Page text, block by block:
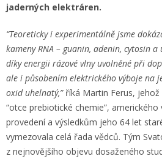
jaderných elektráren.
“Teoreticky i experimentálně jsme
kameny RNA – guanin, adenin, cytosin
díky energii rázové vlny uvolněné při
ale i působením elektrického výboje na
oxid uhelnatý,” říká Martin Ferus, jehož
“otce prebiotické chemie”, amerického
provedení a výsledkům jeho 64 let
vymezovala celá řada vědců. Tým
z nejnovějšího objevu dosaženého